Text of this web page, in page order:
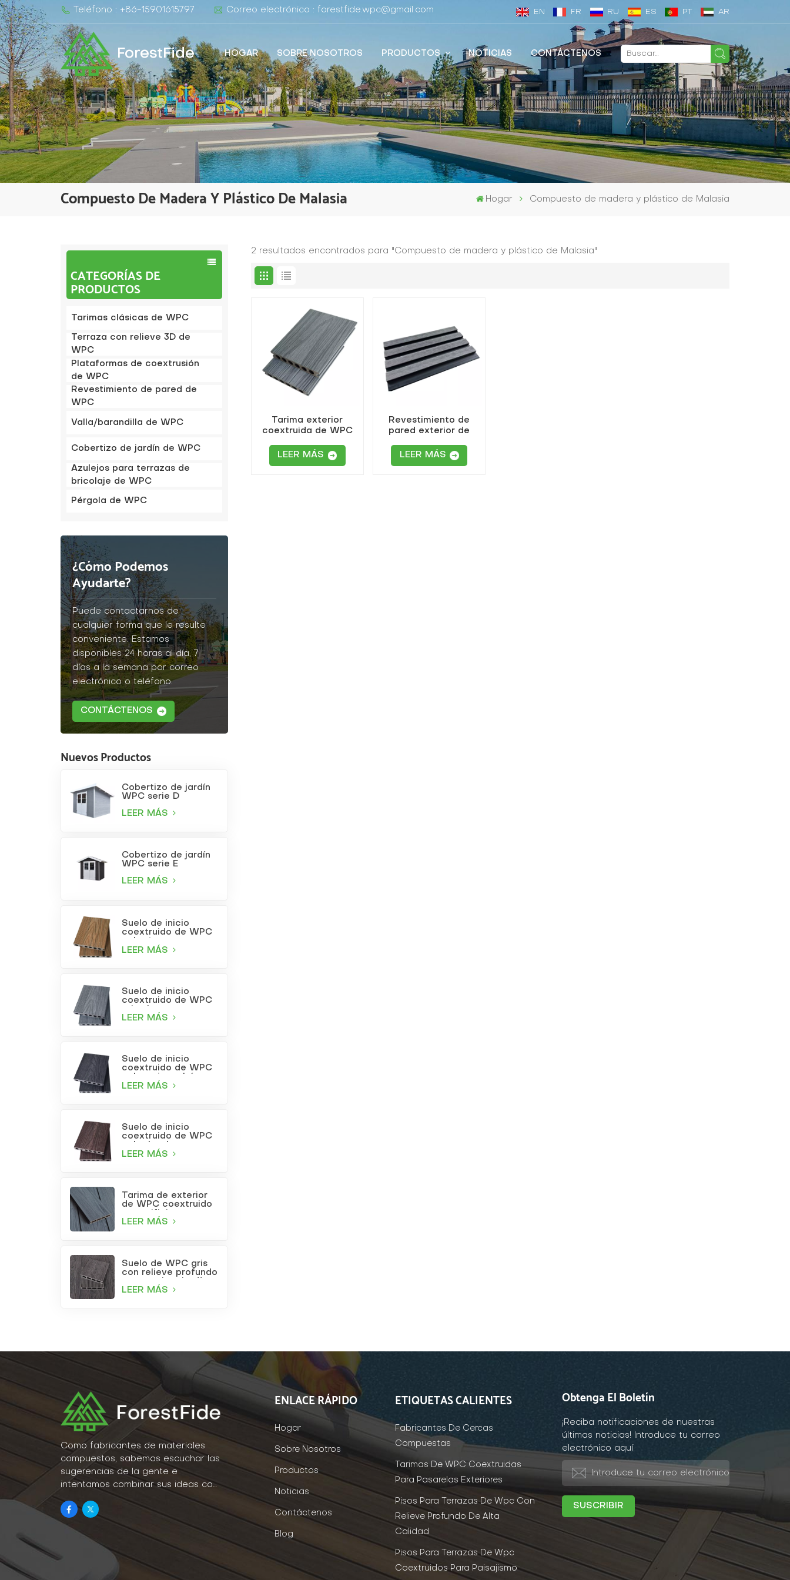
Teléfono : +86-15901615797 Correo electrónico : forestfide.wpc@gmail.com EN FR RU ES PT AR
ForestFide HOGAR SOBRE NOSOTROS PRODUCTOS NOTICIAS CONTÁCTENOS
Compuesto De Madera Y Plástico De Malasia Hogar Compuesto de madera y plástico de Malasia
CATEGORÍAS DE
PRODUCTOS
Tarimas clásicas de WPC
Terraza con relieve 3D de
WPC
Plataformas de coextrusión
de WPC
Revestimiento de pared de
WPC
Valla/barandilla de WPC
Cobertizo de jardín de WPC
Azulejos para terrazas de
bricolaje de WPC
Pérgola de WPC
¿Cómo Podemos
Ayudarte?
Puede contactarnos de
cualquier forma que le resulte
conveniente. Estamos
disponibles 24 horas al día, 7
días a la semana por correo
electrónico o teléfono.
CONTÁCTENOS
Nuevos Productos
Cobertizo de jardín
WPC serie D
LEER MÁS
Cobertizo de jardín
WPC serie E
LEER MÁS
Suelo de inicio
coextruido de WPC
LEER MÁS
Suelo de inicio
coextruido de WPC
LEER MÁS
Suelo de inicio
coextruido de WPC
LEER MÁS
Suelo de inicio
coextruido de WPC
LEER MÁS
Tarima de exterior
de WPC coextruido
cuadrados, color gris
LEER MÁS
Suelo de WPC gris
con relieve profundo
LEER MÁS
2 resultados encontrados para "Compuesto de madera y plástico de Malasia"
Tarima exterior
coextruida de WPC
redondos
LEER MÁS
Revestimiento de
pared exterior de
madera y plástico con
LEER MÁS
Como fabricantes de materiales
compuestos, sabemos escuchar las
sugerencias de la gente e
intentamos combinar sus ideas con
la realidad como parte de nuestro
estilo de vida.
ENLACE RÁPIDO
Hogar
Sobre Nosotros
Productos
Noticias
Contáctenos
Blog
ETIQUETAS CALIENTES
Fabricantes De Cercas
Compuestas
Tarimas De WPC Coextruidas
Para Pasarelas Exteriores
Pisos Para Terrazas De Wpc Con
Relieve Profundo De Alta
Calidad
Pisos Para Terrazas De Wpc
Coextruidos Para Paisajismo
Obtenga El Boletín
¡Reciba notificaciones de nuestras
últimas noticias! Introduce tu correo
electrónico aquí